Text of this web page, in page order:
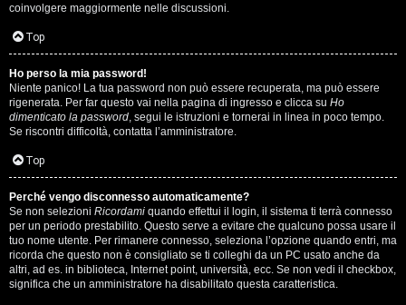
g
o
m
e
n
t
i
a
t
coinvolgere maggiormente nelle discussioni.
Top
Ho perso la mia password!
Niente panico! La tua password non può essere recuperata, ma può essere
rigenerata. Per far questo vai nella pagina di ingresso e clicca su Ho
dimenticato la password, segui le istruzioni e tornerai in linea in poco tempo.
Se riscontri difficoltà, contatta l’amministratore.
Top
Perché vengo disconnesso automaticamente?
Se non selezioni Ricordami quando effettui il login, il sistema ti terrà connesso
per un periodo prestabilito. Questo serve a evitare che qualcuno possa usare il
tuo nome utente. Per rimanere connesso, seleziona l’opzione quando entri, ma
ricorda che questo non è consigliato se ti colleghi da un PC usato anche da
altri, ad es. in biblioteca, Internet point, università, ecc. Se non vedi il checkbox,
significa che un amministratore ha disabilitato questa caratteristica.
n
T
o
u
r
M
u
s
i